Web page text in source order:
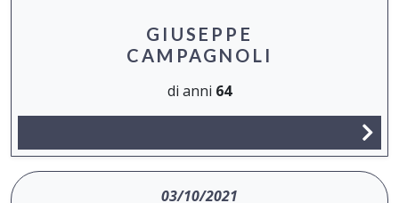
GIUSEPPE
CAMPAGNOLI
di anni 64
03/10/2021